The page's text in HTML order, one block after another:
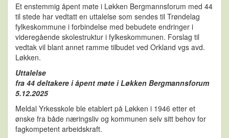
Et enstemmig åpent møte i Løkken Bergmannsforum med 44
til stede har vedtatt en uttalelse som sendes til Trøndelag
fylkeskommune i forbindelse med bebudete endringer i
videregående skolestruktur i fylkeskommunen. Forslag til
vedtak vil blant annet ramme tilbudet ved Orkland vgs avd.
Løkken.
Uttalelse
fra 44 deltakere i åpent møte i Løkken Bergmannsforum
5.12.2025
Meldal Yrkesskole ble etablert på Løkken i 1946 etter et
ønske fra både næringsliv og kommunen selv sitt behov for
fagkompetent arbeidskraft.